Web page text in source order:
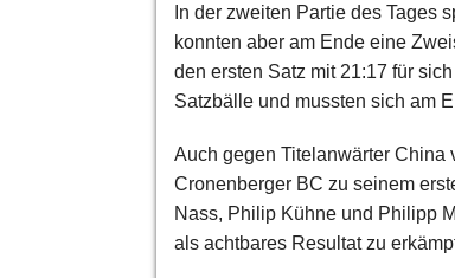
In der zweiten Partie des Tages
konnten aber am Ende eine
den ersten Satz mit 21:17 für
Satzbälle und mussten sich am
Auch gegen Titelanwärter China
Cronenberger BC zu seinem
Nass, Philip Kühne und Philipp
als achtbares Resultat zu